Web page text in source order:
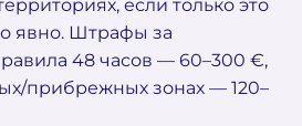
если только это
явно. Штрафы за
48 часов — 60–300 €,
прибрежных зонах — 120–